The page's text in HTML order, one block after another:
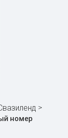
>
номер